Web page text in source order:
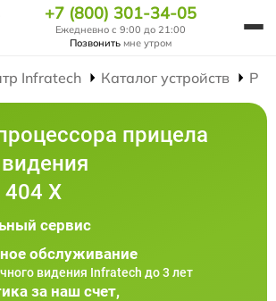
+7 (800) 301-34-05
Ежедневно с 9:00 до 21:00
Позвонить мне утром
Infratech Каталог устройств
прицела
404 Х
сервис
обслуживание
видения Infratech до 3 лет
за наш счет,